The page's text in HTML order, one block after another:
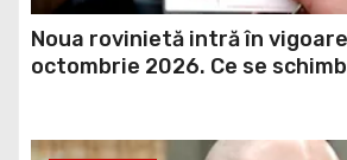
Noua rovinietă intră în vigoare
octombrie 2026. Ce se